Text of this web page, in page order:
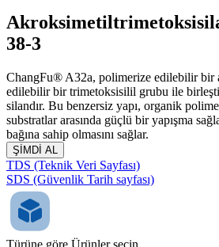
38-3
ChangFu® A32a, polimerize edilebilir bir
edilebilir bir trimetoksisilil grubu ile
silandır. Bu benzersiz yapı, organik
substratlar arasında güçlü bir yapışma
bağına sahip olmasını sağlar.
ŞİMDİ AL
TDS (Teknik Veri Sayfası)
SDS (Güvenlik Tarih sayfası)
Türüne göre Ürünler seçin